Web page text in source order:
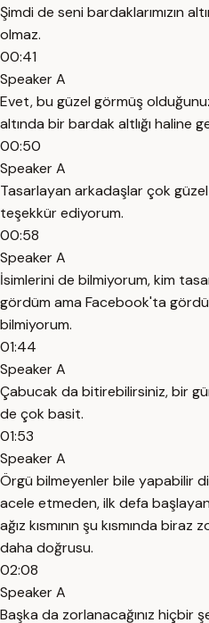
Şimdi de seni bardaklarımızın
olmaz.
00:41
Speaker A
Evet, bu güzel görmüş
altında bir bardak altlığı haline
00:50
Speaker A
Tasarlayan arkadaşlar çok
teşekkür ediyorum.
00:58
Speaker A
İsimlerini de bilmiyorum, kim
gördüm ama Facebook'ta
bilmiyorum.
01:44
Speaker A
Çabucak da bitirebilirsiniz, bir
de çok basit.
01:53
Speaker A
Örgü bilmeyenler bile yapabilir
acele etmeden, ilk defa
ağız kısmının şu kısmında
daha doğrusu.
02:08
Speaker A
Başka da zorlanacağınız hiçbir